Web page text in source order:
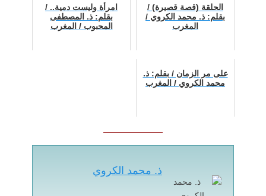
الحلقة (قصة قصيرة) /
بقلم: ذ. محمد الكروي /
المغرب
امرأة وليست دمية.. /
بقلم: ذ. المصطفى
المحبوب / المغرب
على مر الزمان / بقلم: ذ.
محمد الكروي / المغرب
ذ. محمد الكروي